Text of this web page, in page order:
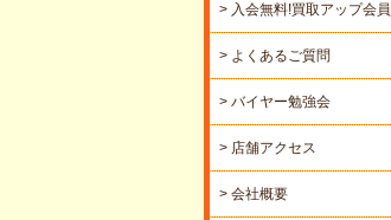
> 入会無料!買取アップ会員
> よくあるご質問
> バイヤー勉強会
> 店舗アクセス
> 会社概要